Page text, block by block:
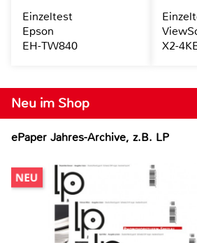
Neu im Shop
ePaper Jahres-Archive, z.B. LP
Einzeltest
Epson
EH-TW840
X2-